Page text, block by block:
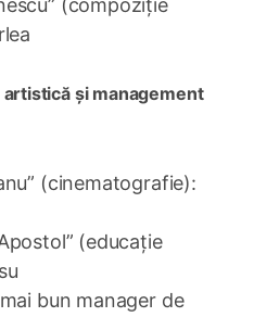
(compoziție
și management
(cinematografie):
(educație
bun manager de